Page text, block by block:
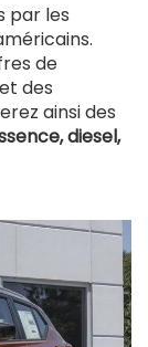
par les
de
des
ainsi des
diesel,